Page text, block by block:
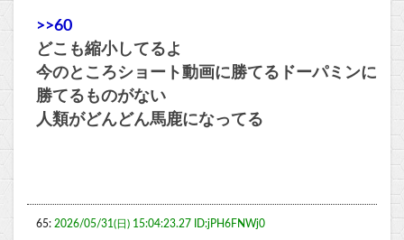
>>60
どこも縮小してるよ
今のところショート動画に勝てるドーパミンに
勝てるものがない
人類がどんどん馬鹿になってる
65: 2026/05/31(日) 15:04:23.27 ID:jPH6FNWj0